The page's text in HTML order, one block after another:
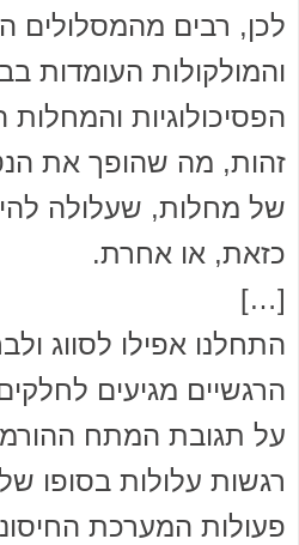
לכן, רבים מהמסלולים
והמולקולות העומדות
הפסיכולוגיות והמחלות
זהות, מה שהופך את
של מחלות, שעלולה
כזאת, או אחרת.
[…]
התחלנו אפילו לסווג
הרגשיים מגיעים
על תגובת המתח
רגשות עלולות בסופו
פעולות המערכת